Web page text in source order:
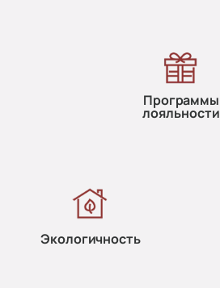
Программы
лояльности
Экологичность